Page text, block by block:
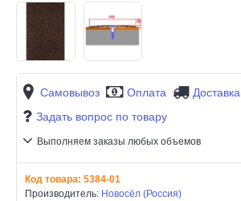
Самовывоз Оплата Доставка
Задать вопрос по товару
Выполняем заказы любых объемов
Код товара: 5384-01
Производитель: Новосёл (Россия)